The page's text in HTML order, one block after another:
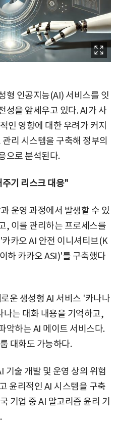
형 인공지능(AI) 서비스를 잇
성을 앞세우고 있다. AI가 사
인 영향에 대한 우려가 커지
리 시스템을 구축해 정부의
으로 분석된다.
기 리스크 대응"
운영 과정에서 발생할 수 있
, 이를 관리하는 프로세스를
카오 AI 안전 이니셔티브(K
카카오 ASI)'를 구축했다
운 생성형 AI 서비스 '카나나
는 대화 내용을 기억하고,
악하는 AI 메이트 서비스다.
대화도 가능하다.
기술 개발 및 운영 상의 위험
윤리적인 AI 시스템을 구축
기업 중 AI 알고리즘 윤리 기